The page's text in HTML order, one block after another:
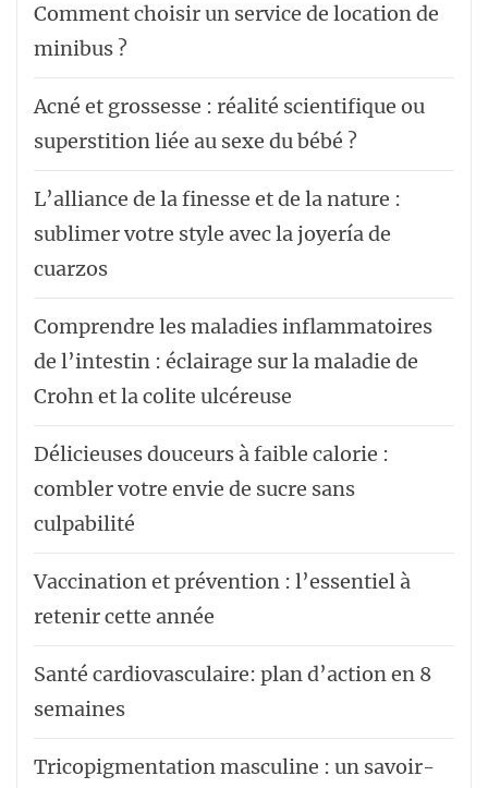
Comment choisir un service de location de
minibus ?
Acné et grossesse : réalité scientifique ou
superstition liée au sexe du bébé ?
L’alliance de la finesse et de la nature :
sublimer votre style avec la joyería de
cuarzos
Comprendre les maladies inflammatoires
de l’intestin : éclairage sur la maladie de
Crohn et la colite ulcéreuse
Délicieuses douceurs à faible calorie :
combler votre envie de sucre sans
culpabilité
Vaccination et prévention : l’essentiel à
retenir cette année
Santé cardiovasculaire: plan d’action en 8
semaines
Tricopigmentation masculine : un savoir-